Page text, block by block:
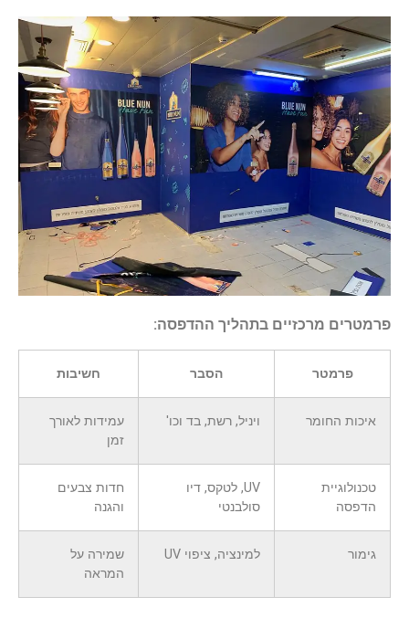
פרמטרים מרכזיים בתהליך ההדפסה:
פרמטר הסבר חשיבות
איכות החומר ויניל, רשת, בד וכו'
עמידות לאורך
זמן
טכנולוגיית
הדפסה
UV, לטקס, דיו
סולבנטי
חדות צבעים
והגנה
גימור למינציה, ציפוי UV
שמירה על
המראה